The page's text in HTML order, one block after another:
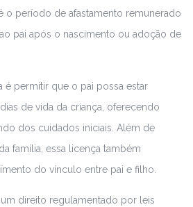
o período de afastamento remunerado
pai após o nascimento ou adoção de
é permitir que o pai possa estar
de vida da criança, oferecendo
dos cuidados iniciais. Além de
família, essa licença também
do vínculo entre pai e filho.
direito regulamentado por leis